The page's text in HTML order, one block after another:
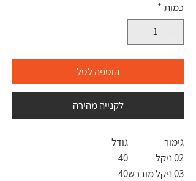
כמות *
הוספה לסל
לקנייה מהירה
גימור
גודל
02 ניקל
40
03 ניקל מוברש
40